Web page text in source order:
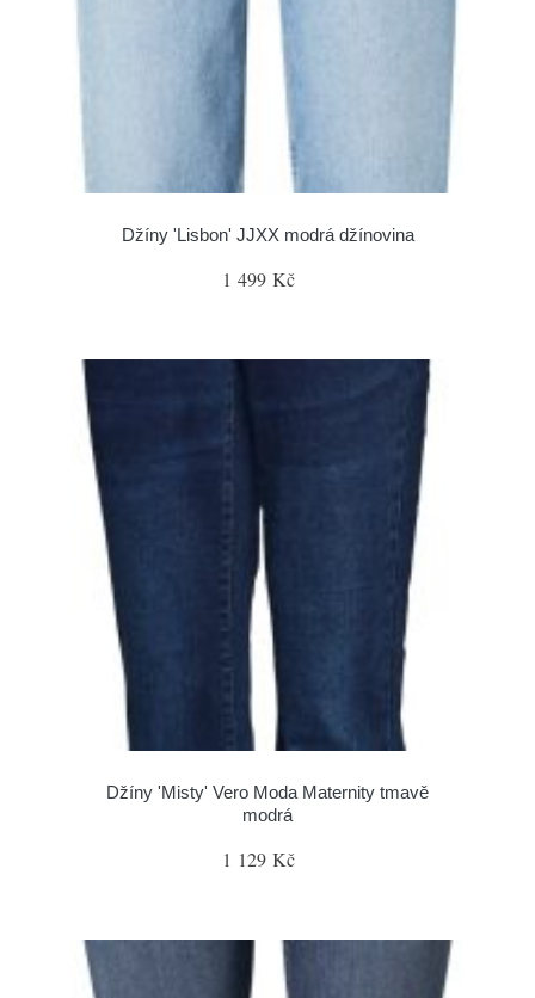
Džíny 'Lisbon' JJXX modrá džínovina
1 499 Kč
Džíny 'Misty' Vero Moda Maternity tmavě
modrá
1 129 Kč